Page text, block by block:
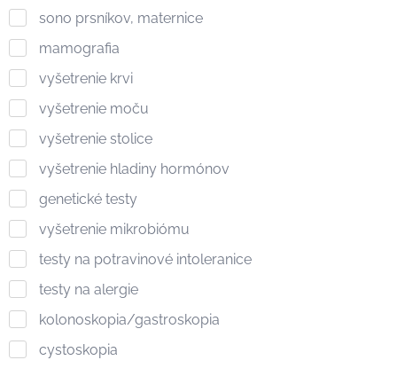
sono prsníkov, maternice
mamografia
vyšetrenie krvi
vyšetrenie moču
vyšetrenie stolice
vyšetrenie hladiny hormónov
genetické testy
vyšetrenie mikrobiómu
testy na potravinové intoleranice
testy na alergie
kolonoskopia/gastroskopia
cystoskopia